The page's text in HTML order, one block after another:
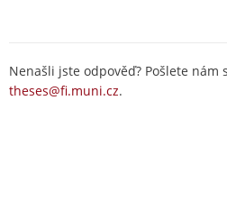
Nenašli jste odpověď? Pošlete nám
theses@fi.muni.cz.